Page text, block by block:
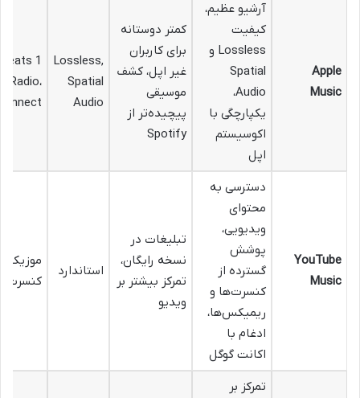
Apple
Music
آرشیو عظیم،
کیفیت
Lossless و
Spatial
Audio،
یکپارچگی با
اکوسیستم
اپل
کمتر دوستانه
برای کاربران
غیر اپل، کشف
موسیقی
پیچیده‌تر از
Spotify
Lossless,
Spatial
Audio
Beats 1
Radio،
YouTube
Music
دسترسی به
محتوای
ویدیویی،
پوشش
گسترده از
کنسرت‌ها و
ریمیکس‌ها،
ادغام با
اکانت گوگل
تبلیغات در
نسخه رایگان،
تمرکز بیشتر بر
ویدیو
استاندارد
موزیک
کنسرت
تمرکز بر